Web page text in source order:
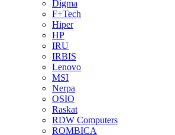
Digma
F+Tech
Hiper
HP
IRU
IRBIS
Lenovo
MSI
Nerpa
OSIO
Raskat
RDW Computers
ROMBICA